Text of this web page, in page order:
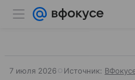
7 июля 2026 Источник: